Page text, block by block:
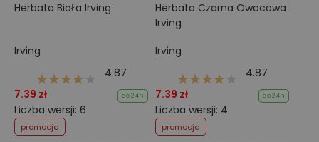
Herbata BiaŁa Irving
Irving
4.87
7.39 zł
do 24h
Liczba wersji: 6
promocja
Herbata Czarna Owocowa
Irving
Irving
4.87
7.39 zł
do 24h
Liczba wersji: 4
promocja